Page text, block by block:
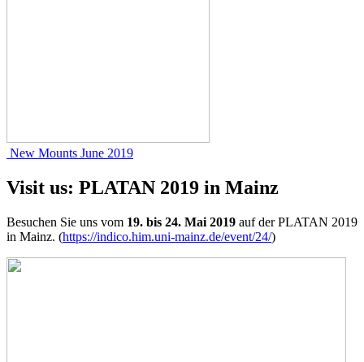
New Mounts June 2019
Visit us: PLATAN 2019 in Mainz
Besuchen Sie uns vom 19. bis 24. Mai 2019 auf der PLATAN 2019
in Mainz. (https://indico.him.uni-mainz.de/event/24/)